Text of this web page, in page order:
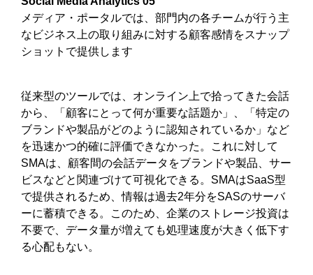
メディア・ポータルでは、部門内の各チームが行う主
なビジネス上の取り組みに対する顧客感情をスナップ
ショットで提供します
従来型のツールでは、オンライン上で拾ってきた会話
から、「顧客にとって何が重要な話題か」、「特定の
ブランドや製品がどのように認知されているか」など
を迅速かつ的確に評価できなかった。これに対して
SMAは、顧客間の会話データをブランドや製品、サー
ビスなどと関連づけて可視化できる。SMAはSaaS型
で提供されるため、情報は過去2年分をSASのサーバ
ーに蓄積できる。このため、企業のストレージ投資は
不要で、データ量が増えても処理速度が大きく低下す
る心配もない。